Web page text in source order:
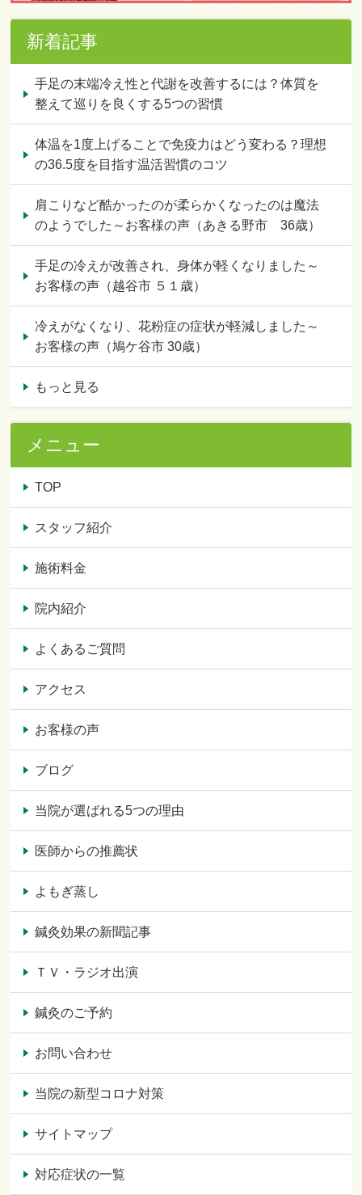
新着記事
手足の末端冷え性と代謝を改善するには？体質を
整えて巡りを良くする5つの習慣
体温を1度上げることで免疫力はどう変わる？理想
の36.5度を目指す温活習慣のコツ
肩こりなど酷かったのが柔らかくなったのは魔法
のようでした～お客様の声（あきる野市 36歳）
手足の冷えが改善され、身体が軽くなりました～
お客様の声（越谷市 ５１歳）
冷えがなくなり、花粉症の症状が軽減しました～
お客様の声（鳩ケ谷市 30歳）
もっと見る
メニュー
TOP
スタッフ紹介
施術料金
院内紹介
よくあるご質問
アクセス
お客様の声
ブログ
当院が選ばれる5つの理由
医師からの推薦状
よもぎ蒸し
鍼灸効果の新聞記事
ＴＶ・ラジオ出演
鍼灸のご予約
お問い合わせ
当院の新型コロナ対策
サイトマップ
対応症状の一覧